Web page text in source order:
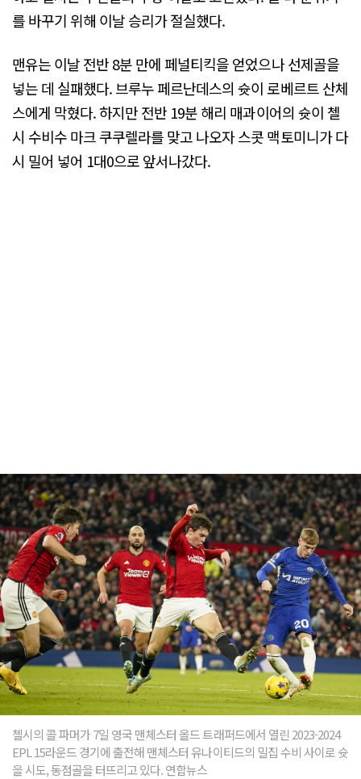
를 바꾸기 위해 이날 승리가 절실했다.
맨유는 이날 전반 8분 만에 페널티킥을 얻었으나 선제골을
넣는 데 실패했다. 브루누 페르난데스의 슛이 로베르트 산체
스에게 막혔다. 하지만 전반 19분 해리 매과이어의 슛이 첼
시 수비수 마크 쿠쿠렐라를 맞고 나오자 스콧 맥토미니가 다
시 밀어 넣어 1대0으로 앞서나갔다.
첼시의 콜 파머가 7일 영국 맨체스터 올드 트래퍼드에서 열린 2023-2024
EPL 15라운드 경기에 출전해 맨체스터 유나이티드의 밀집 수비 사이로 슛
을 시도, 동점골을 터뜨리고 있다. 연합뉴스